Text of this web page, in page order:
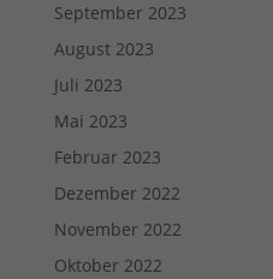
September 2023
August 2023
Juli 2023
Mai 2023
Februar 2023
Dezember 2022
November 2022
Oktober 2022